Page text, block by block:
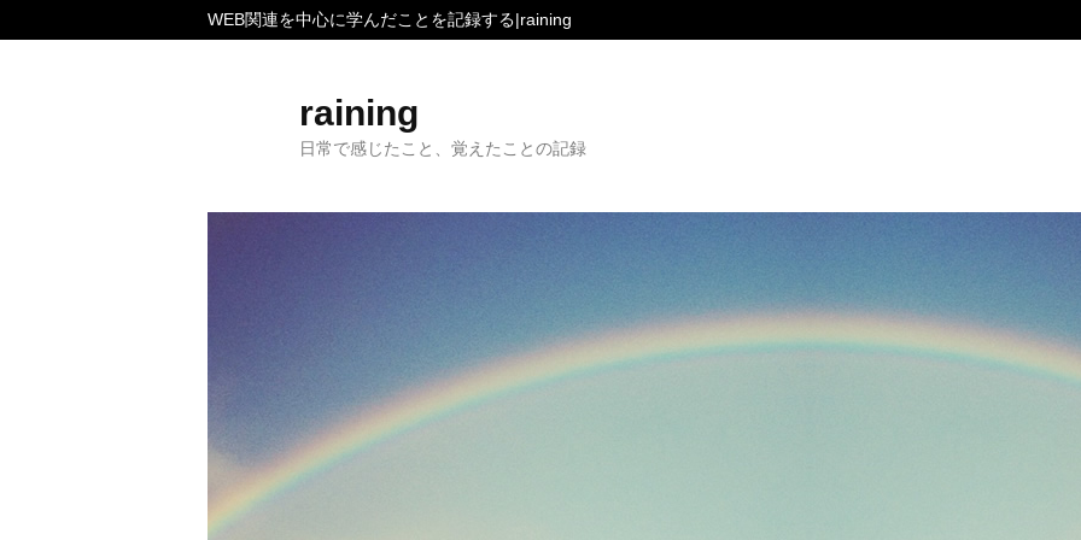
WEB関連を中心に学んだことを記録する|raining
raining
日常で感じたこと、覚えたことの記録